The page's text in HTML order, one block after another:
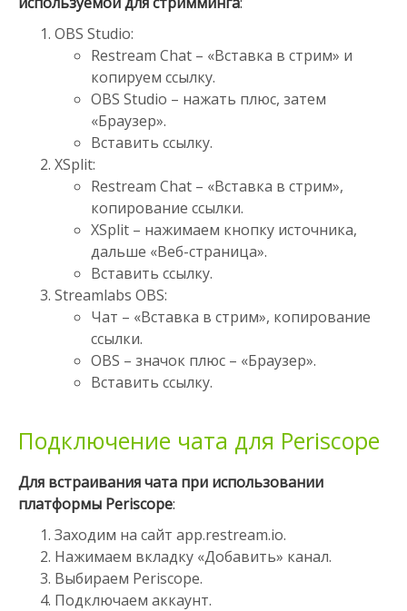
OBS Studio:
Restream Chat – «Вставка в стрим» и
копируем ссылку.
OBS Studio – нажать плюс, затем
«Браузер».
Вставить ссылку.
XSplit:
Restream Chat – «Вставка в стрим»,
копирование ссылки.
XSplit – нажимаем кнопку источника,
дальше «Веб-страница».
Вставить ссылку.
Streamlabs OBS:
Чат – «Вставка в стрим», копирование
ссылки.
OBS – значок плюс – «Браузер».
Вставить ссылку.
Подключение чата для Periscope
Для встраивания чата при использовании
платформы Periscope:
Заходим на сайт app.restream.io.
Нажимаем вкладку «Добавить» канал.
Выбираем Periscope.
Подключаем аккаунт.